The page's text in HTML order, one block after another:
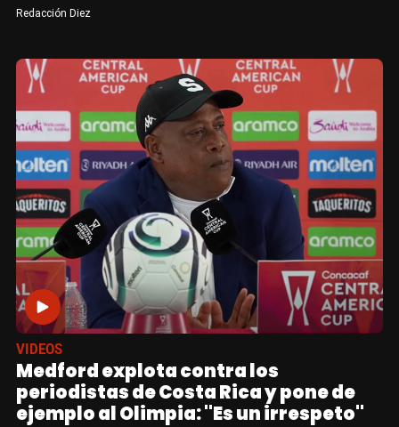
Redacción Diez
VIDEOS
Medford explota contra los
periodistas de Costa Rica y pone de
ejemplo al Olimpia: "Es un irrespeto"